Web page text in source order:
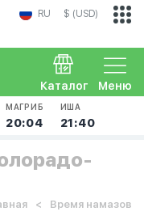
RU $ (USD)
Меню
Каталог
МАГРИБ
20:04
ИША
21:40
Время намазов